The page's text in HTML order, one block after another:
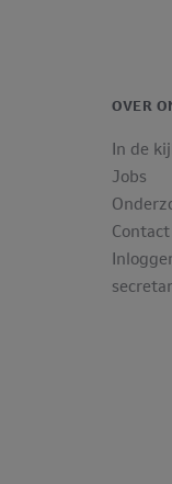
OVER
In de
Jobs
Contact